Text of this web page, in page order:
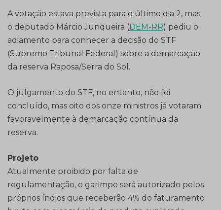
A votação estava prevista para o último dia 2, mas
o deputado Márcio Junqueira ( DEM-RR) pediu o
adiamento para conhecer a decisão do STF
(Supremo Tribunal Federal) sobre a demarcação
da reserva Raposa/Serra do Sol.
O julgamento do STF, no entanto, não foi
concluído, mas oito dos onze ministros já votaram
favoravelmente à demarcação contínua da
reserva.
Projeto
Atualmente proibido por falta de
regulamentação, o garimpo será autorizado pelos
próprios índios que receberão 4% do faturamento